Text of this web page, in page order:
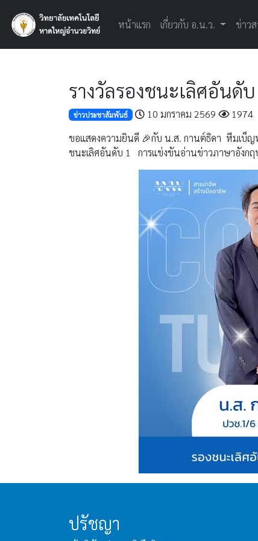
หน้าแรก เกี่ยวกับ อ.น.ว. ข่าว
รางวัลรองชนะเลิศอันดั
ข่าวประชาสัมพันธ์ 10 มกราคม 2569
1974
ขอแสดงความยินดี 🎉กับ น.ส. กานต์ธิดา หีมเบ็ญ
ชนะเลิศอันดับ 1 การแข่งขันอ่านข่าวภาษาอังก
ปรัชญา